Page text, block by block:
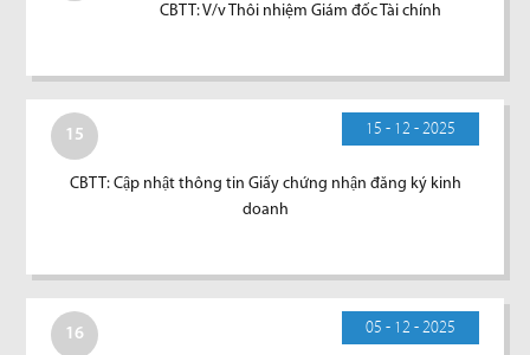
CBTT: V/v Thôi nhiệm Giám đốc Tài chính
15 15 - 12 - 2025
CBTT: Cập nhật thông tin Giấy chứng nhận đăng ký kinh
doanh
16 05 - 12 - 2025